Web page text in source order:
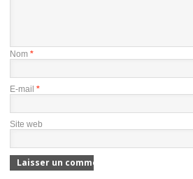
Nom *
E-mail *
Site web